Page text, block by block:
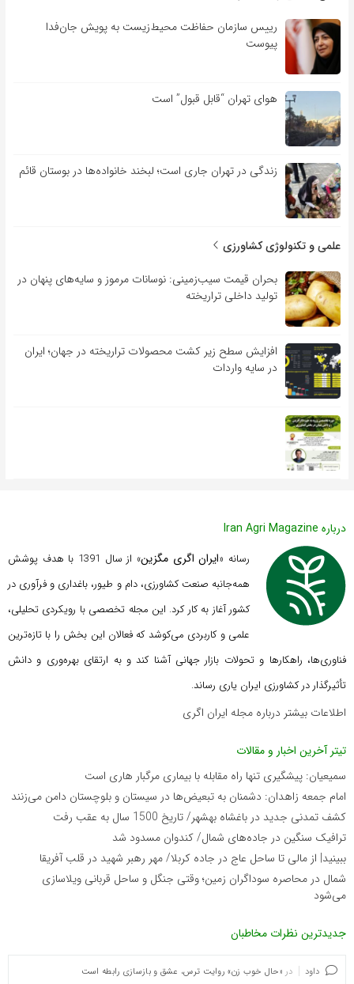
رییس سازمان حفاظت محیط‌زیست به پویش جان‌فدا
پیوست
هوای تهران “قابل قبول” است
زندگی در تهران جاری است؛ لبخند خانواده‌ها در بوستان قائم
علمی و تکنولوژی کشاورزی
بحران قیمت سیب‌زمینی: نوسانات مرموز و سایه‌های پنهان در
تولید داخلی تراریخته
افزایش سطح زیر کشت محصولات تراریخته در جهان؛ ایران
در سایه واردات
درباره Iran Agri Magazine
رسانه «ایران اگری مگزین
» از سال 1391 با هدف پوشش
همه‌جانبه صنعت کشاورزی، دام و طیور، باغداری و فرآوری در
کشور آغاز به کار کرد. این مجله تخصصی با رویکردی تحلیلی،
علمی و کاربردی می‌کوشد که فعالان این بخش را با تازه‌ترین
فناوری‌ها، راهکارها و تحولات بازار جهانی آشنا کند و به ارتقای بهره‌وری و دانش
تأثیرگذار در کشاورزی ایران یاری رساند.
اطلاعات بیشتر درباره مجله ایران اگری
تیتر آخرین اخبار و مقالات
سمیعیان: پیشگیری تنها راه مقابله با بیماری مرگبار هاری است
امام جمعه زاهدان: دشمنان به تبعیض‌ها در سیستان و بلوچستان دامن می‌زنند
کشف تمدنی جدید در باغشاه بهشهر/ تاریخ 1500 سال به عقب رفت
ترافیک سنگین در جاده‌های شمال/ کندوان مسدود شد
ببینید| از مالی تا ساحل عاج در جاده کربلا/ مهر رهبر شهید در قلب آفریقا
شمال در محاصره سوداگران زمین؛ وقتی جنگل و ساحل قربانی ویلاسازی
می‌شود
جدیدترین نظرات مخاطبان
داود در «حال خوب زن» روایت ترس، عشق و بازسازی رابطه است